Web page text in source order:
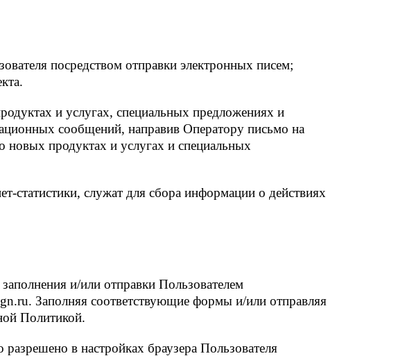
посредством отправки электронных писем;
и услугах, специальных предложениях и
сообщений, направив Оператору письмо на
новых продуктах и услугах и специальных
статистики, служат для сбора информации о действиях
и/или отправки Пользователем
Заполняя соответствующие формы и/или отправляя
Политикой.
в настройках браузера Пользователя